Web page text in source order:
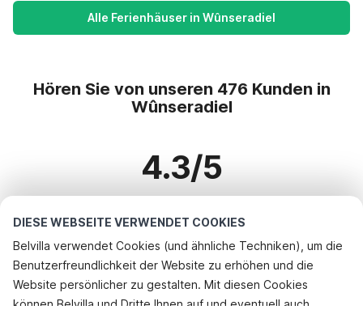
DIESE WEBSEITE VERWENDET COOKIES
Belvilla verwendet Cookies (und ähnliche Techniken), um die
Benutzerfreundlichkeit der Website zu erhöhen und die
Website persönlicher zu gestalten. Mit diesen Cookies
können Belvilla und Dritte Ihnen auf und eventuell auch
Alle Ferienhäuser in Wûnseradiel
Hören Sie von unseren 476 Kunden in
Wûnseradiel
4.3/5
Beliebteste Reiseziele für Urlaub
Top-Städte mit Top-Annehmlichkeiten für den Urlaub